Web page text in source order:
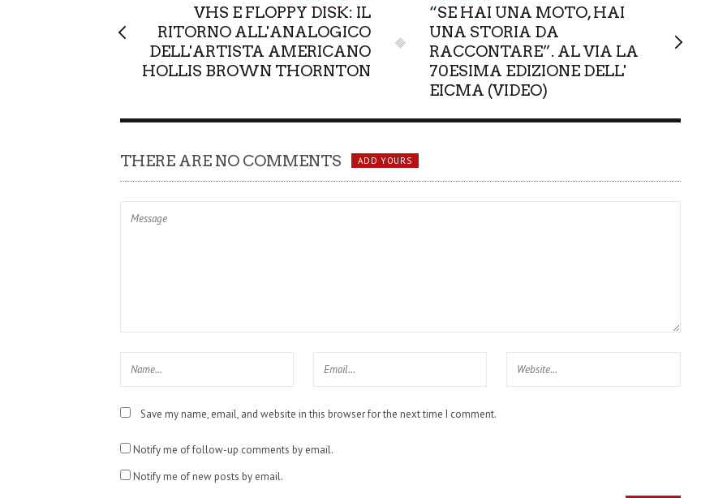
VHS E FLOPPY DISK: IL
RITORNO ALL'ANALOGICO
DELL'ARTISTA AMERICANO
HOLLIS BROWN THORNTON
“SE HAI UNA MOTO, HAI
UNA STORIA DA
RACCONTARE”. AL VIA LA
70ESIMA EDIZIONE DELL'
EICMA (VIDEO)
THERE ARE NO COMMENTS ADD YOURS
Save my name, email, and website in this browser for the next time I comment.
Notify me of follow-up comments by email.
Notify me of new posts by email.